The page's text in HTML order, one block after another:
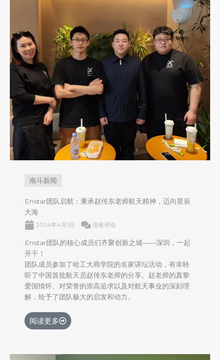
南斗新闻
Enstar团队启航：秉承赵传东老师航天精神，迈向星辰
大海
2024年4月1日 没有评论
Enstar团队的核心成员们齐聚创新之城——深圳，一起
开干！
团队成员参加了哈工大商学院的名家讲坛活动，有幸聆
听了中国首批航天员赵传东老师的分享。赵老师的真挚
爱国情怀、对荣誉的崇高追求以及对航天事业的深刻理
解，给予了团队极大的启发和动力。
阅读更多